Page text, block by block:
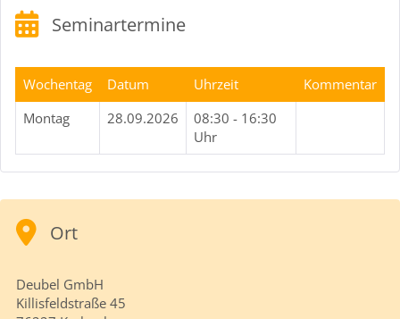
Seminartermine
Wochentag Datum Uhrzeit
Kommentar
Montag
28.09.2026
08:30 - 16:30
Uhr
Ort
Deubel GmbH
Killisfeldstraße 45